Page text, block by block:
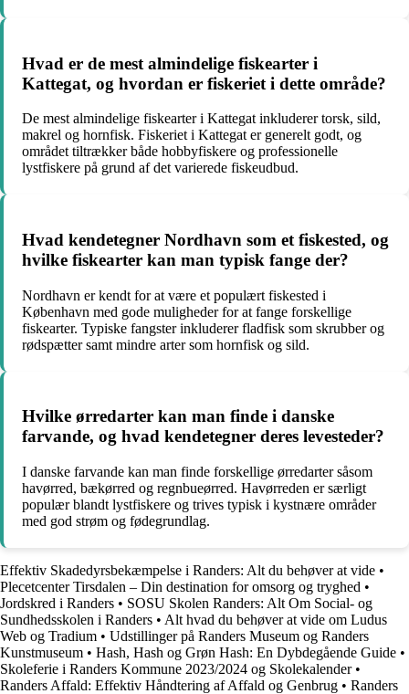
Hvad er de mest almindelige fiskearter i
Kattegat, og hvordan er fiskeriet i dette område?
De mest almindelige fiskearter i Kattegat inkluderer torsk, sild,
makrel og hornfisk. Fiskeriet i Kattegat er generelt godt, og
området tiltrækker både hobbyfiskere og professionelle
lystfiskere på grund af det varierede fiskeudbud.
Hvad kendetegner Nordhavn som et fiskested, og
hvilke fiskearter kan man typisk fange der?
Nordhavn er kendt for at være et populært fiskested i
København med gode muligheder for at fange forskellige
fiskearter. Typiske fangster inkluderer fladfisk som skrubber og
rødspætter samt mindre arter som hornfisk og sild.
Hvilke ørredarter kan man finde i danske
farvande, og hvad kendetegner deres levesteder?
I danske farvande kan man finde forskellige ørredarter såsom
havørred, bækørred og regnbueørred. Havørreden er særligt
populær blandt lystfiskere og trives typisk i kystnære områder
med god strøm og fødegrundlag.
Effektiv Skadedyrsbekæmpelse i Randers: Alt du behøver at vide •
Plecetcenter Tirsdalen – Din destination for omsorg og tryghed •
Jordskred i Randers • SOSU Skolen Randers: Alt Om Social- og
Sundhedsskolen i Randers • Alt hvad du behøver at vide om Ludus
Web og Tradium • Udstillinger på Randers Museum og Randers
Kunstmuseum • Hash, Hash og Grøn Hash: En Dybdegående Guide •
Skoleferie i Randers Kommune 2023/2024 og Skolekalender•
Randers Affald: Effektiv Håndtering af Affald og Genbrug • Randers